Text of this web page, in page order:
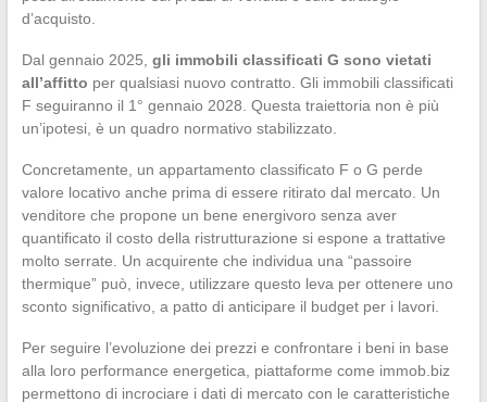
d’acquisto.
Dal gennaio 2025, gli immobili classificati G sono vietati
all’affitto per qualsiasi nuovo contratto. Gli immobili classificati
F seguiranno il 1° gennaio 2028. Questa traiettoria non è più
un’ipotesi, è un quadro normativo stabilizzato.
Concretamente, un appartamento classificato F o G perde
valore locativo anche prima di essere ritirato dal mercato. Un
venditore che propone un bene energivoro senza aver
quantificato il costo della ristrutturazione si espone a trattative
molto serrate. Un acquirente che individua una “passoire
thermique” può, invece, utilizzare questo leva per ottenere uno
sconto significativo, a patto di anticipare il budget per i lavori.
Per seguire l’evoluzione dei prezzi e confrontare i beni in base
alla loro performance energetica, piattaforme come immob.biz
permettono di incrociare i dati di mercato con le caratteristiche